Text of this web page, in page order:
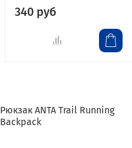
340 руб
Рюкзак ANTA Trail Running
Backpack